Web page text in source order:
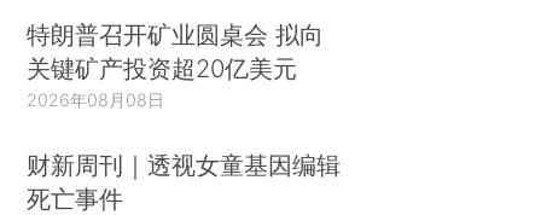
特朗普召开矿业圆桌会 拟向
关键矿产投资超20亿美元
2026年08月08日
财新周刊｜透视女童基因编辑
死亡事件